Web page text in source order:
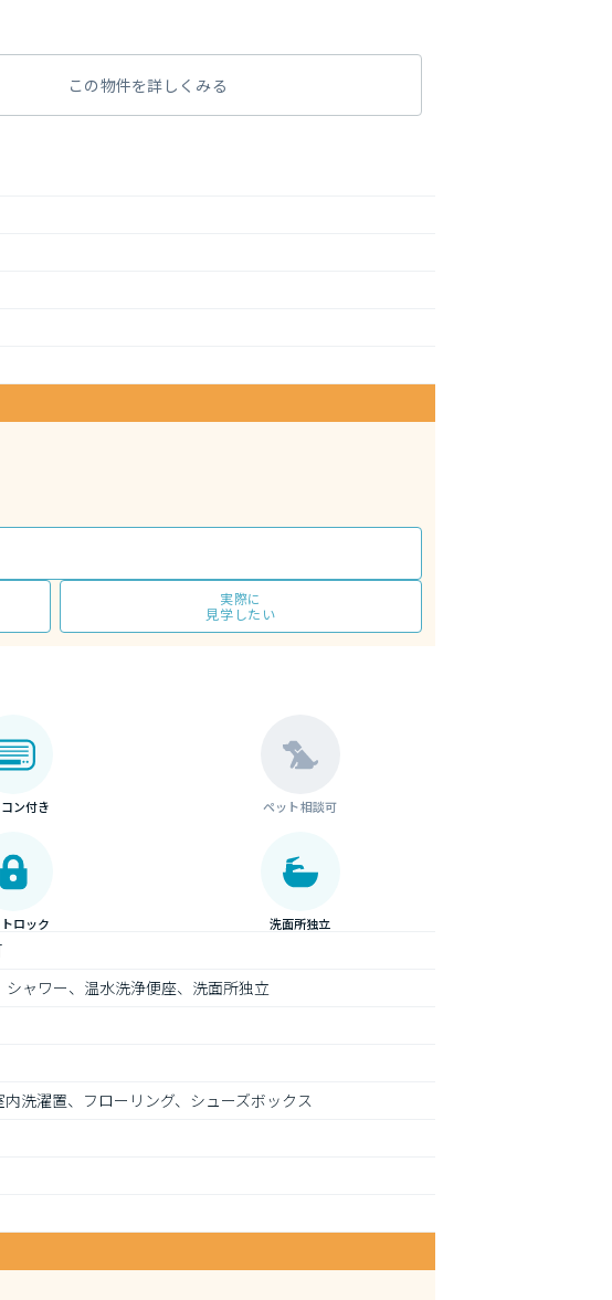
この物件を詳しくみる
実際に
見学したい
ン付き ペット相談可
ロック 洗面所独立
ャワー、温水洗浄便座、洗面所独立
洗濯置、フローリング、シューズボックス